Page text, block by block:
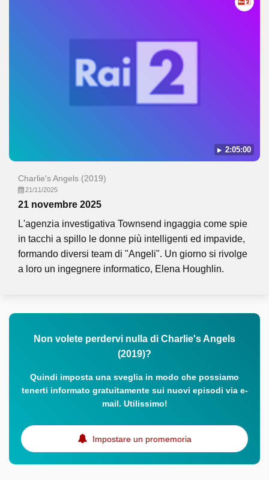
2:05:00
Charlie's Angels (2019)
21/11/2025
21 novembre 2025
L'agenzia investigativa Townsend ingaggia come spie
in tacchi a spillo le donne più intelligenti ed impavide,
formando diversi team di "Angeli". Un giorno si rivolge
a loro un ingegnere informatico, Elena Houghlin.
Non volete perdervi nulla di Charlie's Angels
(2019)?
Quindi imposta una sveglia in modo che possiamo
tenerti informato gratuitamente sui nuovi episodi via e-
mail. Utilissimo!
Impostare un promemoria